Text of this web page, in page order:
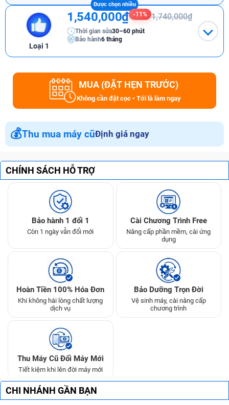
Loại 1
1,540,000₫ -11% 1,740,000₫
Thời gian sửa30–60 phút
Bảo hành6 tháng
MUA (ĐẶT HẸN TRƯỚC)
Không cần đặt cọc • Tới là làm ngay
💰Thu mua máy cũĐịnh giá ngay
CHÍNH SÁCH HỖ TRỢ
Bảo hành 1 đổi 1
Còn 1 ngày vẫn đổi mới
Cài Chương Trình Free
Nâng cấp phần mềm, cài ứng
dụng
Hoàn Tiền 100% Hóa Đơn
Khi không hài lòng chất lượng
dịch vụ
Bảo Dưỡng Trọn Đời
Vệ sinh máy, cài nâng cấp
chương trình
Thu Máy Cũ Đổi Máy Mới
Tiết kiệm khi lên đời máy mới
CHI NHÁNH GẦN BẠN